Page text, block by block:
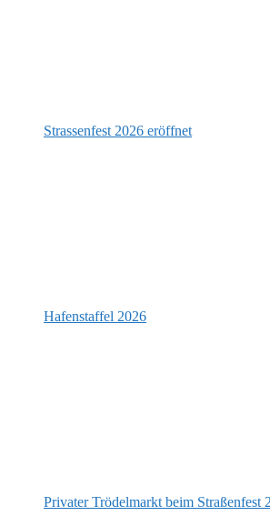
Strassenfest 2026 eröffnet
Hafenstaffel 2026
Privater Trödelmarkt beim Straßenfest